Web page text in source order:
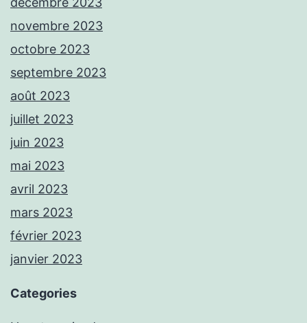
novembre 2023
octobre 2023
septembre 2023
août 2023
juillet 2023
juin 2023
mai 2023
avril 2023
mars 2023
février 2023
janvier 2023
Categories